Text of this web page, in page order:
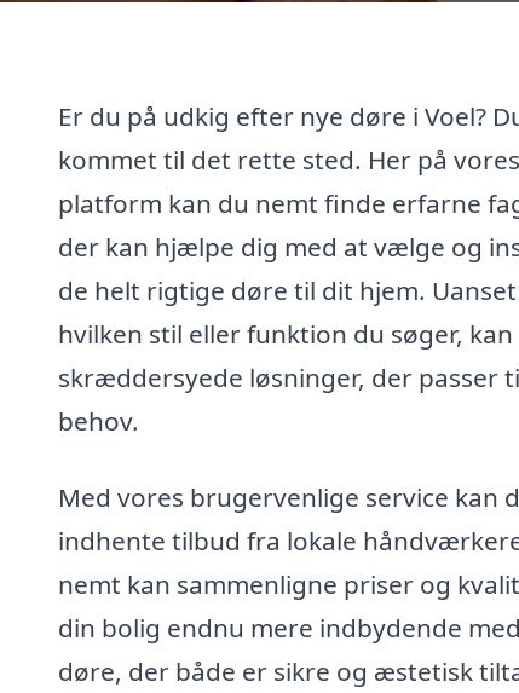
Er du på udkig efter nye døre i Voel?
kommet til det rette sted. Her på vores
platform kan du nemt finde erfarne
der kan hjælpe dig med at vælge og
de helt rigtige døre til dit hjem. Uanset
hvilken stil eller funktion du søger, kan
skræddersyede løsninger, der passer
behov.
Med vores brugervenlige service kan
indhente tilbud fra lokale
nemt kan sammenligne priser og
din bolig endnu mere indbydende
døre, der både er sikre og æstetisk